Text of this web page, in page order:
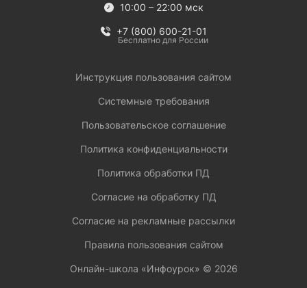
10:00 – 22:00 мск
+7 (800) 600-21-01
Бесплатно для России
Инструкция пользования сайтом
Системные требования
Пользовательское соглашение
Политика конфиденциальности
Политика обработки ПД
Согласие на обработку ПД
Согласие на рекламные рассылки
Правила пользования сайтом
Онлайн-школа «Инфоурок» © 2026